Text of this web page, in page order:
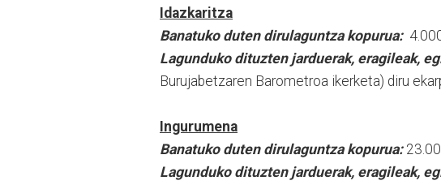
Idazkaritza
Banatuko duten dirulaguntza kopurua:
Lagunduko dituzten jarduerak, eragileak,
Burujabetzaren Barometroa ikerketa) diru
Ingurumena
Banatuko duten dirulaguntza kopurua:
Lagunduko dituzten jarduerak, eragileak,